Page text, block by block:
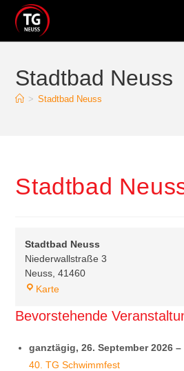
Inhalt
springen
Stadtbad Neuss
> Stadtbad Neuss
Stadtbad
Stadtbad Neuss
Niederwallstraße 3
Neuss ,41460
Karte
Bevorstehende
ganztägig,26. September 2026 –
40. TG Schwimmfest